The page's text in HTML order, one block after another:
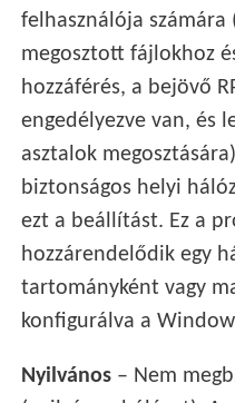
felhasználója számára
megosztott fájlokhoz
hozzáférés, a bejövő
engedélyezve van, és
asztalok
biztonságos helyi
ezt a beállítást. Ez a
hozzárendelődik egy
tartományként vagy
konfigurálva a
Nyilvános – Nem